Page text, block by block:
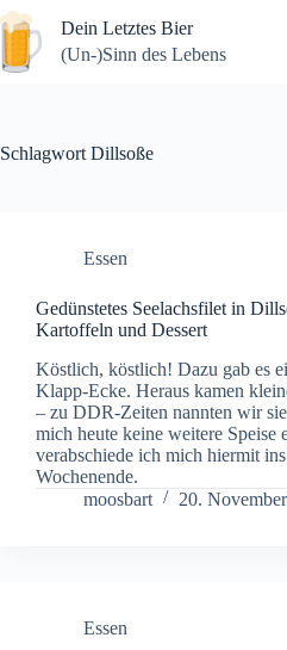
Zum
Inhalt
springen
Dein Letztes Bier
(Un-)Sinn des Lebens
Schlagwort Dillsoße
Essen
Gedünstetes Seelachsfilet in
Kartoffeln und Dessert
Köstlich, köstlich! Dazu gab es
Klapp-Ecke. Heraus kamen
– zu DDR-Zeiten nannten wir
mich heute keine weitere Speise
verabschiede ich mich hiermit
Wochenende.
moosbart
20.
Essen